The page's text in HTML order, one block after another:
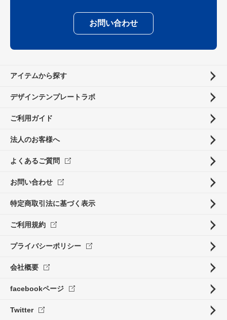
お問い合わせ
アイテムから探す
デザインテンプレートラボ
ご利用ガイド
法人のお客様へ
よくあるご質問
お問い合わせ
特定商取引法に基づく表示
ご利用規約
プライバシーポリシー
会社概要
facebookページ
Twitter